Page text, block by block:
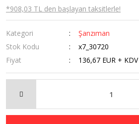
*908,03 TL den başlayan taksitlerle!
Kategori
Şanzıman
Stok Kodu
x7_30720
Fiyat
136,67 EUR + KDV